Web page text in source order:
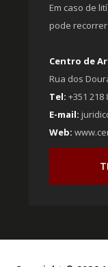
Em caso de
pode
Centro de
Rua dos
Tel: +351 218
E-mail:
Web: